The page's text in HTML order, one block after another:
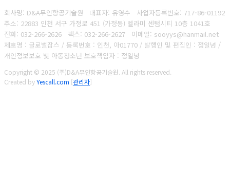
회사명: D&A무인항공기술원 대표자: 유영수 사업자등록번호: 717-86-01192
주소: 22883 인천 서구 가정로 451 (가정동) 벨라미 센텀시티 10층 1041호
전화: 032-266-2626
팩스: 032-266-2627
이메일: sooyys@hanmail.net
제호명 : 글로벌잡스 / 등록번호 : 인천, 아01770 / 발행인 및 편집인 : 정일녕 /
개인정보보호 빛 아동청소년 보호책임자 : 정일녕
Copyright © 2025 (주)D&A무인항공기술원. All rights reserved.
Created byYescall.com [관리자]